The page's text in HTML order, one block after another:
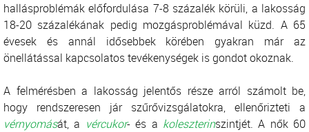
hallásproblémák előfordulása 7-8 százalék körüli, a lakosság
18-20 százalékának pedig mozgásproblémával küzd. A 65
évesek és annál idősebbek körében gyakran már az
önellátással kapcsolatos tevékenységek is gondot okoznak.
A felmérésben a lakosság jelentős része arról számolt be,
hogy rendszeresen jár szűrővizsgálatokra, ellenőrizteti a
vérnyomását, a vércukor- és a koleszterinszintjét. A nők 60